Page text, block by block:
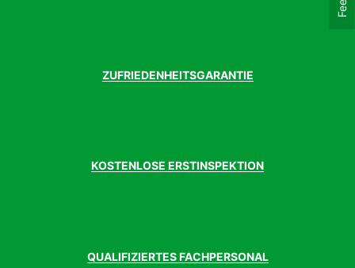
ZUFRIEDENHEITSGARANTIE
KOSTENLOSE ERSTINSPEKTION
QUALIFIZIERTES FACHPERSONAL